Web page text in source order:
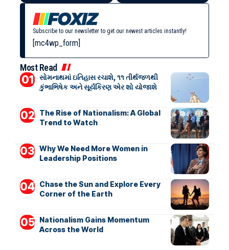
Subscribe to our newsletter to get our newest articles instantly!
[mc4wp_form]
Most Read
સોમનાથમાં ઇતિહાસ રચાશે, ૧૧ તીર્થજળથી
કુંભાભિષેક અને સૂર્યકિરણ એર શો યોજાશે
The Rise of Nationalism: A Global
Trend to Watch
Why We Need More Women in
Leadership Positions
Chase the Sun and Explore Every
Corner of the Earth
Nationalism Gains Momentum
Across the World